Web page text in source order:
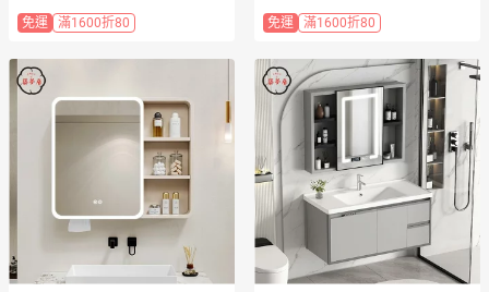
免運 滿1600折80 免運 滿1600折80